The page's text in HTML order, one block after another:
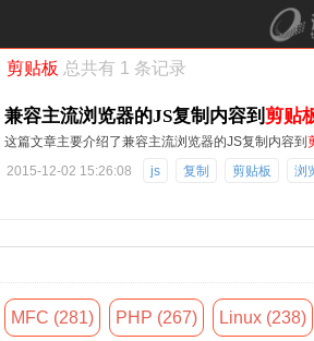
剪贴板 总共有 1 条记录
兼容主流浏览器的JS复制内容到 剪贴
这篇文章主要介绍了兼容主流浏览器的JS复制内容到
2015-12-02 15:26:08
js 复制 剪贴板 浏
MFC (281) PHP (267) Linux (238)